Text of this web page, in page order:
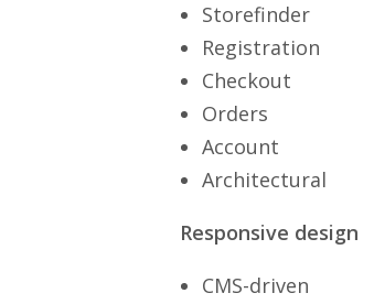
Storefinder
Registration
Checkout
Orders
Account
Architectural
Responsive design
CMS-driven